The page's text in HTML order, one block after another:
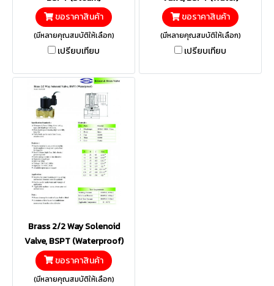
ขอราคาสินค้า
(มีหลายคุณสมบัติให้เลือก)
เปรียบเทียบ
ขอราคาสินค้า
(มีหลายคุณสมบัติให้เลือก)
เปรียบเทียบ
Brass 2/2 Way Solenoid
Valve, BSPT (Waterproof)
ขอราคาสินค้า
(มีหลายคุณสมบัติให้เลือก)